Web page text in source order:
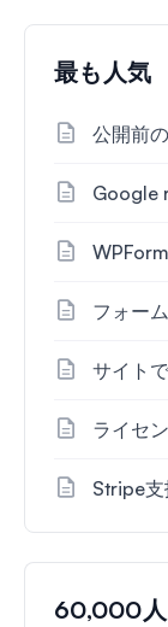
最も人気
公開前
Google
フォー
サイト
ライセ
Stripe
60,000人